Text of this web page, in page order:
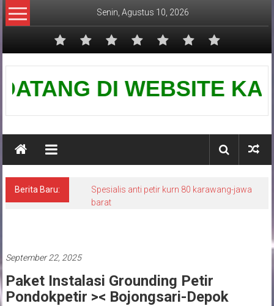
Lompat
ke
Senin, Agustus 10, 2026
Pusat
Grounding DI WEBSITE
Berita Baru:
Spesialis anti petir kurn 80 karawang-jawa
barat
September 22, 2025
Paket Instalasi Grounding Petir
Pondokpetir >< Bojongsari-Depok